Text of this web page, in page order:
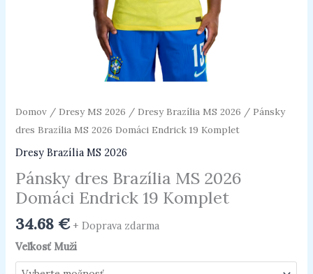
Domov / Dresy MS 2026 / Dresy Brazília MS 2026 / Pánsky
dres Brazília MS 2026 Domáci Endrick 19 Komplet
Dresy Brazília MS 2026
Pánsky dres Brazília MS 2026
Domáci Endrick 19 Komplet
34.68 € + Doprava zdarma
Veľkosť Muži